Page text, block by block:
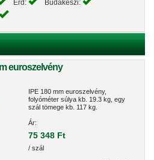
Érd:
Budakeszi:
euroszelvény
IPE 180 mm euroszelvény,
folyóméter súlya kb. 19.3 kg, egy
szál tömege kb. 117 kg.
Ár:
75 348 Ft
/ szál